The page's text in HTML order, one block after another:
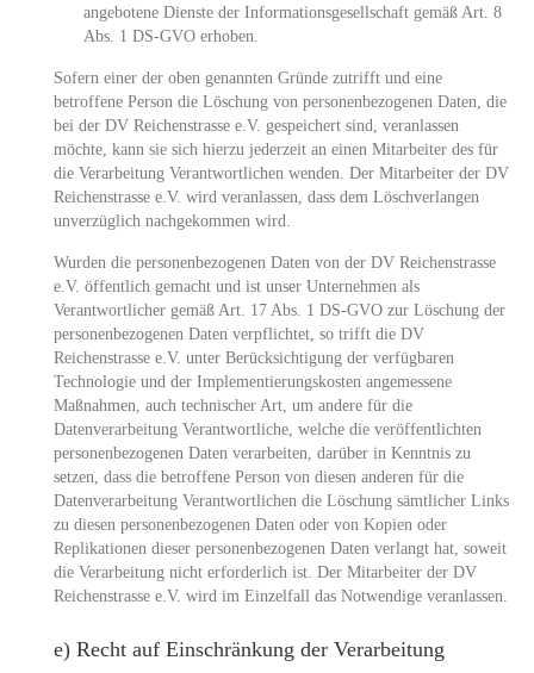
angebotene Dienste der Informationsgesellschaft gemäß Art. 8
Abs. 1 DS-GVO erhoben.
Sofern einer der oben genannten Gründe zutrifft und eine
betroffene Person die Löschung von personenbezogenen Daten, die
bei der DV Reichenstrasse e.V. gespeichert sind, veranlassen
möchte, kann sie sich hierzu jederzeit an einen Mitarbeiter des für
die Verarbeitung Verantwortlichen wenden. Der Mitarbeiter der DV
Reichenstrasse e.V. wird veranlassen, dass dem Löschverlangen
unverzüglich nachgekommen wird.
Wurden die personenbezogenen Daten von der DV Reichenstrasse
e.V. öffentlich gemacht und ist unser Unternehmen als
Verantwortlicher gemäß Art. 17 Abs. 1 DS-GVO zur Löschung der
personenbezogenen Daten verpflichtet, so trifft die DV
Reichenstrasse e.V. unter Berücksichtigung der verfügbaren
Technologie und der Implementierungskosten angemessene
Maßnahmen, auch technischer Art, um andere für die
Datenverarbeitung Verantwortliche, welche die veröffentlichten
personenbezogenen Daten verarbeiten, darüber in Kenntnis zu
setzen, dass die betroffene Person von diesen anderen für die
Datenverarbeitung Verantwortlichen die Löschung sämtlicher Links
zu diesen personenbezogenen Daten oder von Kopien oder
Replikationen dieser personenbezogenen Daten verlangt hat, soweit
die Verarbeitung nicht erforderlich ist. Der Mitarbeiter der DV
Reichenstrasse e.V. wird im Einzelfall das Notwendige veranlassen.
e) Recht auf Einschränkung der Verarbeitung